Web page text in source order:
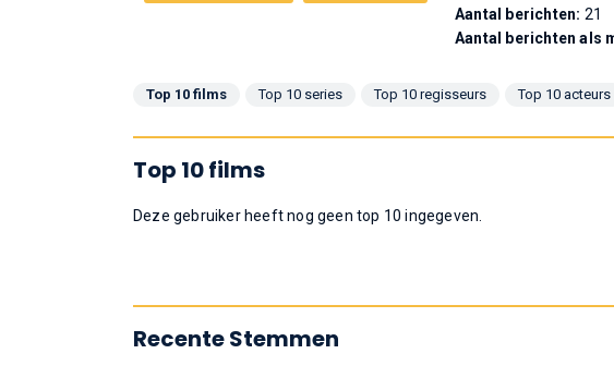
Aantal berichten: 21
Aantal berichten als
Top 10 films Top 10 series Top 10 regisseurs Top 10 acteurs
Top 10 films
Deze gebruiker heeft nog geen top 10 ingegeven.
Recente Stemmen